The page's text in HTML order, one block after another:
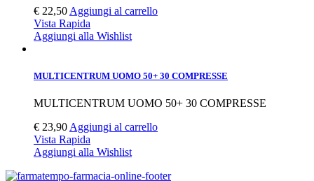
€ 22,50 Aggiungi al carrello
Vista Rapida
Aggiungi alla Wishlist
MULTICENTRUM UOMO 50+ 30 COMPRESSE
MULTICENTRUM UOMO 50+ 30 COMPRESSE
€ 23,90 Aggiungi al carrello
Vista Rapida
Aggiungi alla Wishlist